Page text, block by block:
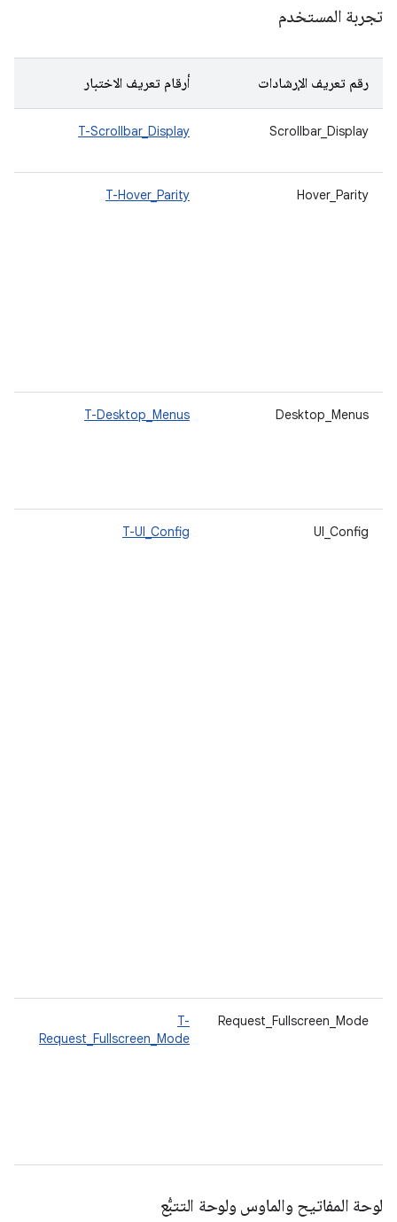
تجربة المستخدم
رقم تعريف الإرشادات أرقام تعريف الاختبار
Scrollbar_Display
T-Scrollbar_Display
Hover_Parity
T-Hover_Parity
Desktop_Menus
T-Desktop_Menus
UI_Config
T-UI_Config
Request_Fullscreen_Mode
T-
Request_Fullscreen_Mode
لوحة المفاتيح والماوس ولوحة التتبُّع